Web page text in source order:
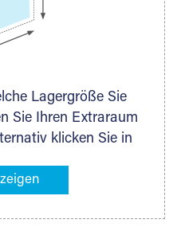
Lagergröße Sie
Sie Ihren Extraraum
klicken Sie in
einlagern möchten –
Ihnen Ihr Extraraum